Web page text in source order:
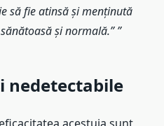
să fie atinsă și menținută
și normală.”
nedetectabile